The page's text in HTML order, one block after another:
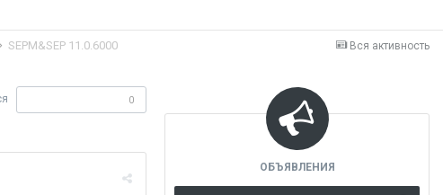
Вся активность
SEPM&SEP 11.0.6000
0
ОБЪЯВЛЕНИЯ